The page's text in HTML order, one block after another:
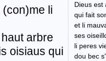
li
arbre
oisiaus qui
Dieus est
qui fait
et li
ses
li peres
dou bec